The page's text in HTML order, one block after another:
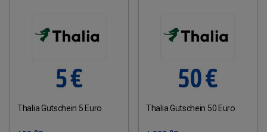
Thalia Gutschein 5 Euro Thalia Gutschein 50 Euro